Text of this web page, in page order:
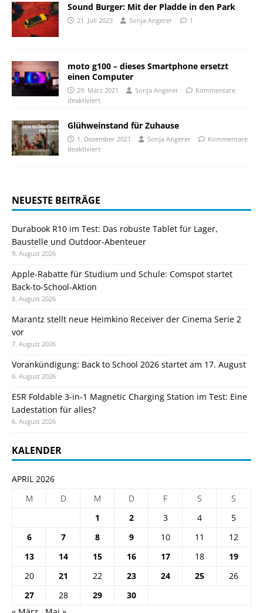
Sound Burger: Mit der Pladde in den Park
21. Juli 2023 Sonja Angerer 1
moto g100 – dieses Smartphone ersetzt
einen Computer
29. März 2021 Sonja Angerer
Kommentare
deaktiviert
Glühweinstand für Zuhause
1. Dezember 2021 Sonja Angerer
Kommentare
deaktiviert
NEUESTE BEITRÄGE
Durabook R10 im Test: Das robuste Tablet für Lager,
Baustelle und Outdoor-Abenteuer
9. August 2026
Apple-Rabatte für Studium und Schule: Comspot startet
Back-to-School-Aktion
8. August 2026
Marantz stellt neue Heimkino Receiver der Cinema Serie 2
vor
7. August 2026
Vorankündigung: Back to School 2026 startet am 17. August
6. August 2026
ESR Foldable 3-in-1 Magnetic Charging Station im Test: Eine
Ladestation für alles?
6. August 2026
KALENDER
APRIL 2026
M
D M D F S
S
1
2 3 4
5
6
7 8 9 10 11
12
13
14 15 16 17 18
19
20
21 22 23 24 25
26
27
28 29
30